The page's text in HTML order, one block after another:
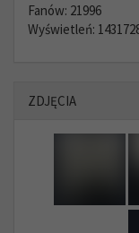
Fanów: 21996
Wyświetleń:
ZDJĘCIA